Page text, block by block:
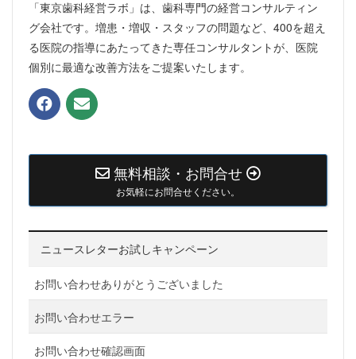
「東京歯科経営ラボ」は、歯科専門の経営コンサルティン
グ会社です。増患・増収・スタッフの問題など、400を超え
る医院の指導にあたってきた専任コンサルタントが、医院
個別に最適な改善方法をご提案いたします。
無料相談・お問合せ
お気軽にお問合せください。
ニュースレターお試しキャンペーン
お問い合わせありがとうございました
お問い合わせエラー
お問い合わせ確認画面